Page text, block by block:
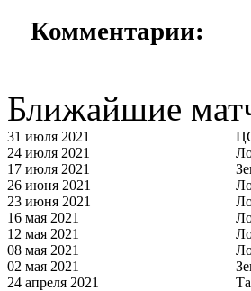
Комментарии:
Ближайшие
31 июля 2021
24 июля 2021
17 июля 2021
26 июня 2021
23 июня 2021
16 мая 2021
12 мая 2021
08 мая 2021
02 мая 2021
24 апреля 2021